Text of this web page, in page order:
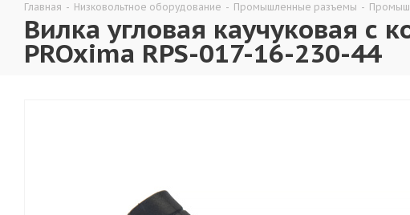
Главная - Низковольтное оборудование - Промышленные разъемы -
Вилка угловая каучуковая с
PROxima RPS-017-16-230-44